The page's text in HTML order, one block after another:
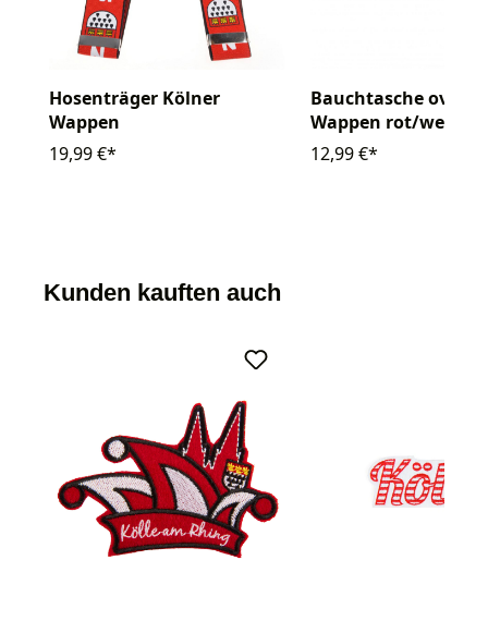
Hosenträger Kölner
Wappen
19,99 €*
Bauchtasche oval
Wappen rot/weiß
12,99 €*
Kunden kauften auch